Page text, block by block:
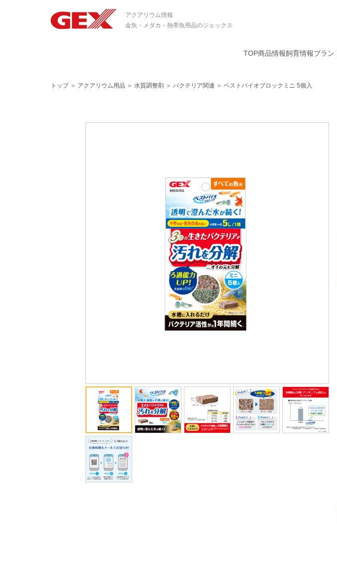
アクアリウム情報
金魚・メダカ・熱帯魚用品のジェックス
TOP商品情報飼育情報ブラン
トップ＞ アクアリウム用品 ＞ 水質調整剤 ＞ バクテリア関連 ＞ ベストバイオブロックミニ 5個入